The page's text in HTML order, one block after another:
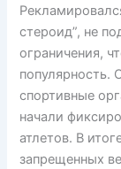
стероид”, не
ограничения,
популярность.
спортивные
начали
атлетов. В
запрещенных